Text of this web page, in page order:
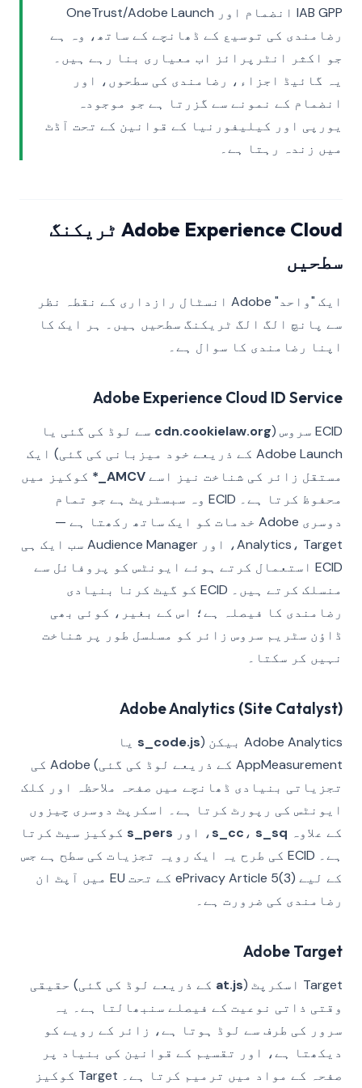
IAB GPP انضمام اور OneTrust/Adobe Launch
رضامندی کی توسیع کے ڈھانچے کے ساتھ، وہ ہے
جو اکثر انٹرپرائز اب معیاری بنا رہے ہیں۔
یہ گائیڈ اجزاء، رضامندی کی سطحوں، اور
انضمام کے نمونے سے گزرتا ہے جو موجودہ
یورپی اور کیلیفورنیا کے قوانین کے تحت آڈٹ
میں زندہ رہتا ہے۔
Adobe Experience Cloud ٹریکنگ
سطحیں
ایک "واحد" Adobe انسٹال رازداری کے نقطہ نظر
سے پانچ الگ الگ ٹریکنگ سطحیں ہیں۔ ہر ایک کا
اپنا رضامندی کا سوال ہے۔
Adobe Experience Cloud ID Service
ECID سروس ( cdn.cookielaw.org سے لوڈ کی گئی یا
Adobe Launch کے ذریعے خود میزبانی کی گئی) ایک
مستقل زائر کی شناخت نیز اسےAMCV_*
کوکیز میں
محفوظ کرتا ہے۔ ECID وہ سبسٹریٹ ہے جو تمام
دوسری Adobe خدمات کو ایک ساتھ رکھتا ہے —
Analytics، Target، اور Audience Manager سب ایک ہی
ECID استعمال کرتے ہوئے ایونٹس کو پروفائل سے
منسلک کرتے ہیں۔ ECID کو گیٹ کرنا بنیادی
رضامندی کا فیصلہ ہے؛ اس کے بغیر، کوئی بھی
ڈاؤن سٹریم سروس زائر کو مسلسل طور پر شناخت
نہیں کر سکتا۔
Adobe Analytics (Site Catalyst)
Adobe Analytics بیکن ( s_code.js یا
AppMeasurement کے ذریعے لوڈ کی گئی) Adobe کی
تجزیاتی بنیادی ڈھانچے میں صفحہ ملاحظہ اور کلک
ایونٹس کی رپورٹ کرتا ہے۔ اسکرپٹ دوسری چیزوں
کے علاوہ
s_cc ، s_sq ، اور s_pers کوکیز سیٹ کرتا
ہے۔ ECID کی طرح یہ ایک رویہ تجزیات کی سطح ہے جس
کے لیے ePrivacy Article 5(3) کے تحت EU میں آپٹ ان
رضامندی کی ضرورت ہے۔
Adobe Target
Target اسکرپٹ ( at.js کے ذریعے لوڈ کی گئی) حقیقی
وقتی ذاتی نوعیت کے فیصلے سنبھالتا ہے۔ یہ
سرور کی طرف سے لوڈ ہوتا ہے، زائر کے رویے کو
دیکھتا ہے، اور تقسیم کے قوانین کی بنیاد پر
صفحہ کے مواد میں ترمیم کرتا ہے۔ Target کوکیز